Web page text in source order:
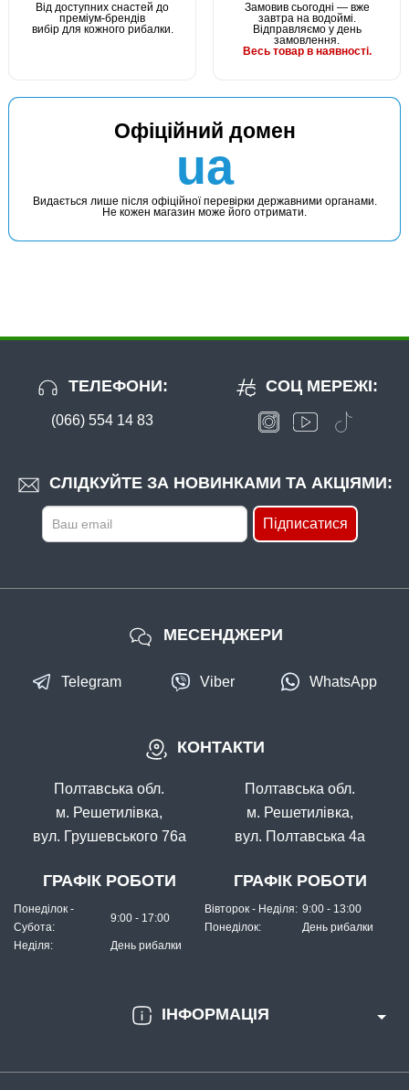
КУПИТИ
Маг: 6 шт Базар: 9 шт
24 грн
Від доступних снастей до
преміум-брендів
вибір для кожного рибалки.
Замовив сьогодні — вже
завтра на водоймі.
Відправляємо у день
замовлення.
Весь товар в наявності.
Офіційний домен
ua
Видається лише після офіційної перевірки державними органами.
Не кожен магазин може його отримати.
ТЕЛЕФОНИ:
(066) 554 14 83
СЛІДКУЙТЕ ЗА НОВИНКАМИ ТА АКЦІЯМИ:
Підписатися
СОЦ МЕРЕЖІ:
ІНФОРМАЦІЯ
КОНТАКТИ
Полтавська обл.
м. Решетилівка,
вул. Грушевського 76а
ГРАФІК РОБОТИ
Понеділок -
Субота:
9:00 - 17:00
Неділя: День рибалки
Полтавська обл.
м. Решетилівка,
вул. Полтавська 4а
ГРАФІК РОБОТИ
Вівторок - Неділя: 9:00 - 13:00
Понеділок:
День рибалки
МЕСЕНДЖЕРИ
Telegram Viber WhatsApp